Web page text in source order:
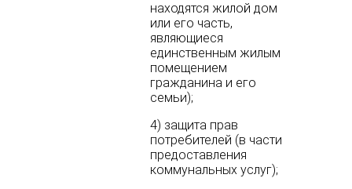
находятся жилой дом
или его часть,
являющиеся
единственным жилым
помещением
гражданина и его
семьи);
4) защита прав
потребителей (в части
предоставления
коммунальных услуг);